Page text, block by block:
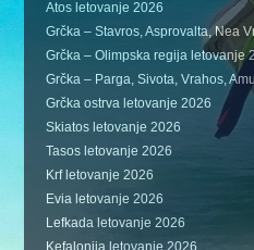
Atos letovanje 2026
Grčka – Stavros, Asprovalta, Nea
Grčka – Olimpska regija letovanje
Grčka – Parga, Sivota, Vrahos,
Grčka ostrva letovanje 2026
Skiatos letovanje 2026
Tasos letovanje 2026
Krf letovanje 2026
Evia letovanje 2026
Lefkada letovanje 2026
Kefalonija letovanje 2026